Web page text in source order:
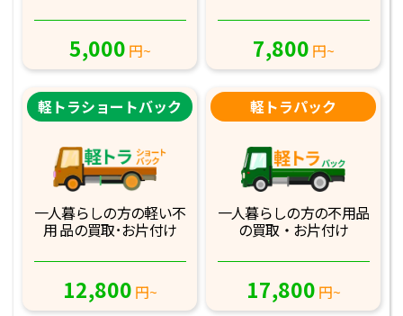
5,000 円~ 7,800 円~
軽トラショートバック
一人暮らしの方の軽い不
用 品の買取･お片付け
12,800 円~
軽トラパック
一人暮らしの方の不用品
の買取・お片付け
17,800 円~